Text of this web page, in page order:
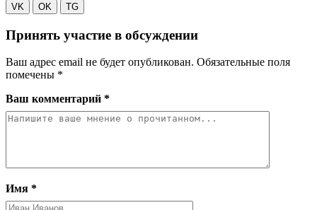
VK OK TG
Принять участие в обсуждении
Ваш адрес email не будет опубликован. Обязательные поля
помечены *
Ваш комментарий *
Имя *